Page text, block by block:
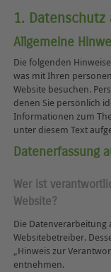
1.
Allgemeine
Die folgenden
was mit Ihren
Website besuchen.
denen Sie persönlich
Informationen zum
unter diesem Text
Datenerfassung
Wer ist
Website?
Die Datenverarbeitung
Websitebetreiber.
„Hinweis zur
entnehmen.